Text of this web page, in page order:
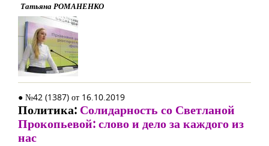
Татьяна РОМАНЕНКО
● №42 (1387) от 16.10.2019
Политика: Солидарность со Светланой
Прокопьевой: слово и дело за каждого из
нас